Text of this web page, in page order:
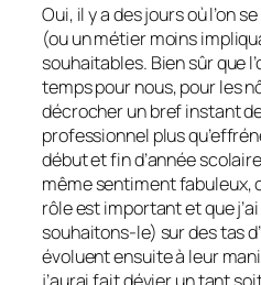
Oui, il y a des jours où l’on
(ou un métier moins
souhaitables. Bien sûr que
temps pour nous, pour les
décrocher un bref instant
professionnel plus
début et fin d’année
même sentiment fabuleux,
rôle est important et que
souhaitons-le) sur des tas
évoluent ensuite à leur